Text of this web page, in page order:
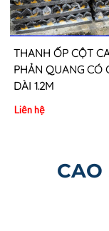
THANH ỐP CỘT
PHẢN QUANG CÓ
DÀI 1.2M
Liên hệ
CAO